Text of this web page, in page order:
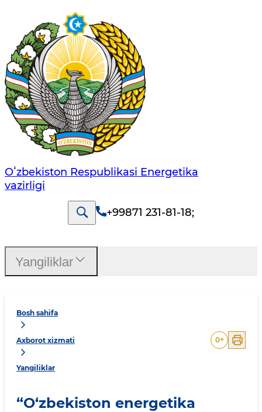
Oʻzbekiston Respublikasi Energetika
vazirligi
+99871 231-81-18;
Bosh sahifa
Axborot xizmati
Yangiliklar
0+
“O‘zbekiston energetika
Yangiliklar